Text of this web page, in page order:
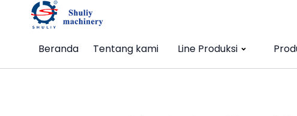
Beranda Tentang kami Line Produksi